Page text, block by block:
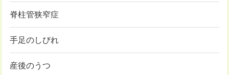
脊柱管狭窄症
手足のしびれ
産後のうつ